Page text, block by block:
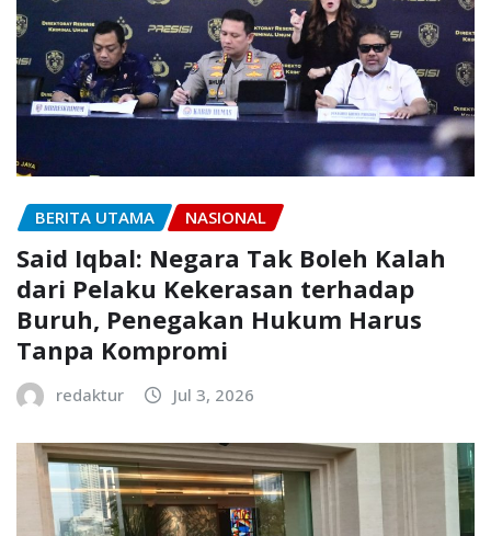
BERITA UTAMA NASIONAL
Said Iqbal: Negara Tak Boleh Kalah
dari Pelaku Kekerasan terhadap
Buruh, Penegakan Hukum Harus
Tanpa Kompromi
redaktur Jul 3, 2026